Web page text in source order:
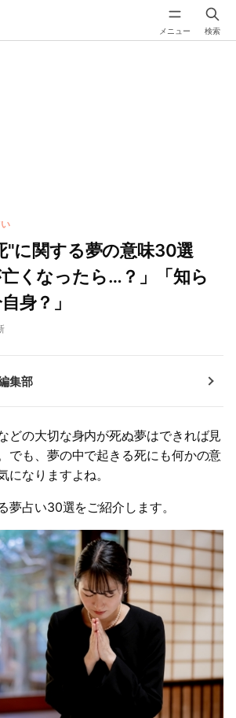
メニュー 検索
"に関する夢の意味30選
亡くなったら…？」「知ら
身？」
集部
どの大切な身内が死ぬ夢はできれば見
でも、夢の中で起きる死にも何かの意
になりますよね。
夢占い30選をご紹介します。